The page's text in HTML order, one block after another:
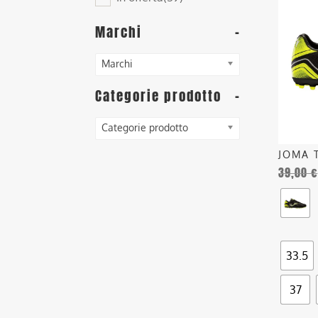
Marchi -
Marchi
Categorie prodotto -
Categorie prodotto
JOMA
39,00€
33.5
37
opzioni
possono
pagina
del
prodotto